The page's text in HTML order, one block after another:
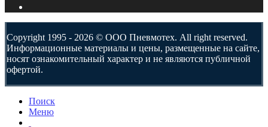
Copyright 1995 - 2026 © ООО Пневмотех. All right reserved.
Информационные материалы и цены, размещенные на сайте,
носят ознакомительный характер и не являются публичной
офертой.
Поиск
Меню